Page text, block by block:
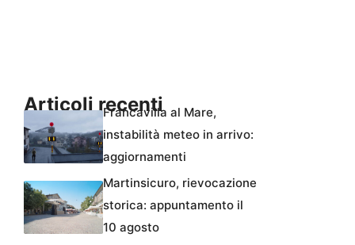
Articoli recenti
Francavilla al Mare,
instabilità meteo in arrivo:
aggiornamenti
Martinsicuro, rievocazione
storica: appuntamento il
10 agosto